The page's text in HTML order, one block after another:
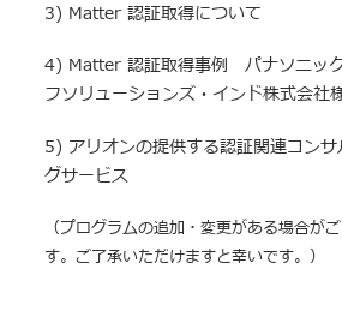
3) Matter 認証取得について
4) Matter 認証取得事例 パナソニッ
フソリューションズ・インド株式会社
5) アリオンの提供する認証関連コンサ
グサービス
（プログラムの追加・変更がある場合が
す。ご了承いただけますと幸いです。）